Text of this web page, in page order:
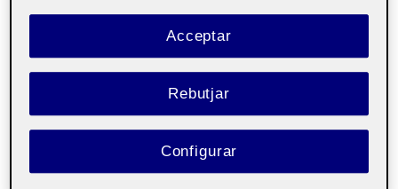
i per Ronald Reagan als EUA–, conegut com a
neoliberalisme, va ser en gran part una «croada
cultural, preocupada per les actituds, valors i formes
individuals com institucionals» (du Gay
contenir les mobilitzacions de les dècades dels
seixanta i els setanta, influenciades per la
Rebutjar
Acceptar
Configurar